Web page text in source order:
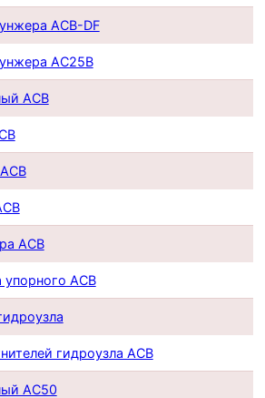
ACB-DF
AC25B
ACB
ACB
ACB
гидроузла ACB
AC50